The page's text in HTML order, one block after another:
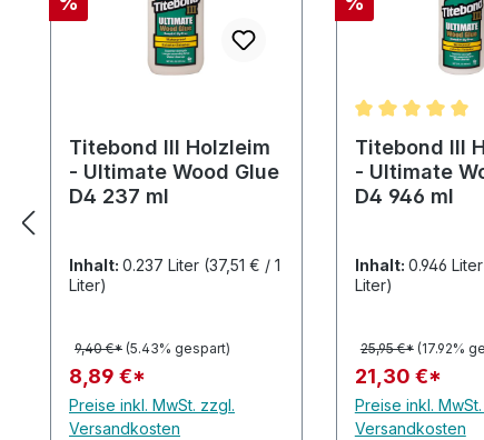
Titebond III Holzleim
- Ultimate Wood Glue
D4 237 ml
Inhalt: 0.237 Liter (37,51 € / 1
Liter)
9,40 €* (5.43% gespart)
8,89 €*
Preise inkl. MwSt. zzgl.
Versandkosten
Titebond III
- Ultimate
D4 946 ml
Inhalt: 0.946 Liter
Liter)
25,95 €* (17.92%
21,30 €*
Preise inkl.
Versandkosten